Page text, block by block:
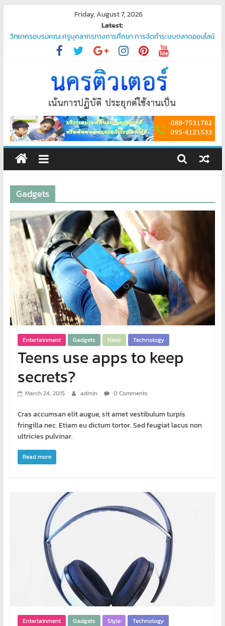
content
Friday, August 7, 2026
Latest:
วิทยากรอบรมคณะครูบุคลากรทางการศึกษา การจัดทำระบบตลาดออนไลน์
“ชวนมาช้อป นักเรียนสุขใจ”
โปรแกรมจัดการน้ำประปา
บริการรับเขียนโปรแกรม PHP ระดับมืออาชีพ – ตอบโจทย์ทุกความต้องการ
บริการรับเขียนโปรแกรมระดับมืออาชีพ
พัฒนาระบบ ยืนยันตัวตนผ่านแอป Thaid
ศูนย์
อบรม
คอมพิวเตอร์
สอน
พิเศษ
คอมพิวเตอร์
ศูนย์
อบรม
คอมพิวเตอร์
สอน
พิเศษ
คอมพิวเตอร์
รับ
เว็บไซต์
บริการ
ทำ
เว็บไซต์
เช่า
โอส
จด
Gadgets
Entertainment Gadgets News Technology
Teens use apps to keep
secrets?
March 24, 2015 admin 0 Comments
Cras accumsan elit augue, sit amet vestibulum turpis
fringilla nec. Etiam eu dictum tortor. Sed feugiat lacus non
ultricies pulvinar.
Read more
Entertainment Gadgets Style Technology